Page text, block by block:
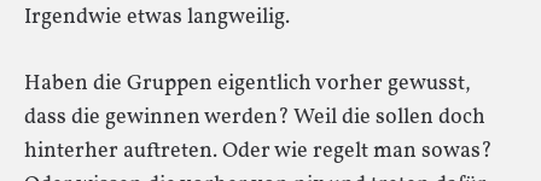
Irgendwie etwas langweilig.
Haben die Gruppen eigentlich vorher gewusst,
dass die gewinnen werden? Weil die sollen doch
hinterher auftreten. Oder wie regelt man sowas?